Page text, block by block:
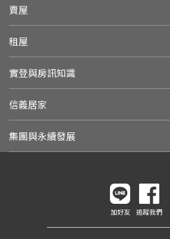
賣屋
租屋
實登與房訊知識
信義居家
集團與永續發展
加好友 追蹤我們